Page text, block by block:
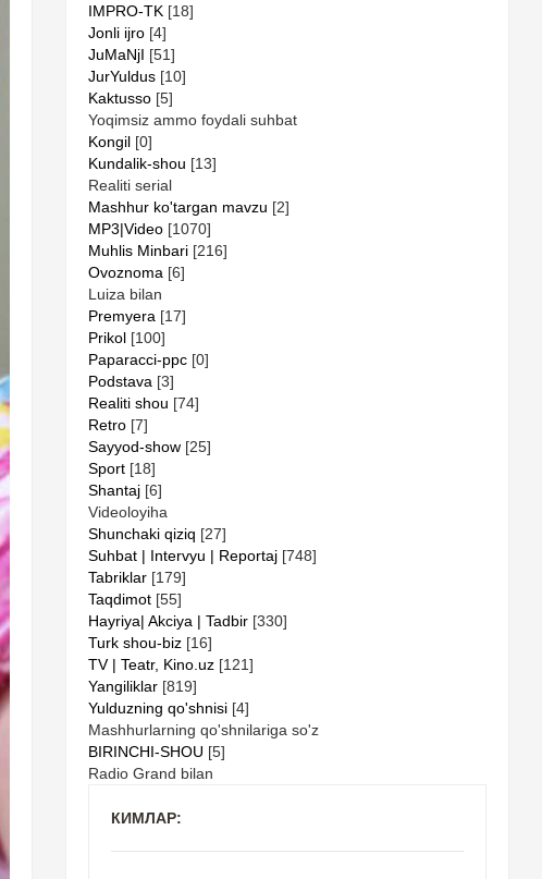
IMPRO-TK [18]
Jonli ijro [4]
JuMaNjI [51]
JurYuldus [10]
Kaktusso [5]
Yoqimsiz ammo foydali suhbat
Kongil [0]
Kundalik-shou [13]
Realiti serial
Mashhur ko'targan mavzu [2]
MP3|Video [1070]
Muhlis Minbari [216]
Ovoznoma [6]
Luiza bilan
Premyera [17]
Prikol [100]
Paparacci-ppc [0]
Podstava [3]
Realiti shou [74]
Retro [7]
Sayyod-show [25]
Sport [18]
Shantaj [6]
Videoloyiha
Shunchaki qiziq [27]
Suhbat | Intervyu | Reportaj [748]
Tabriklar [179]
Taqdimot [55]
Hayriya| Akciya | Tadbir [330]
Turk shou-biz [16]
TV | Teatr, Kino.uz [121]
Yangiliklar [819]
Yulduzning qo'shnisi [4]
Mashhurlarning qo'shnilariga so'z
BIRINCHI-SHOU [5]
Radio Grand bilan
КИМЛАР: